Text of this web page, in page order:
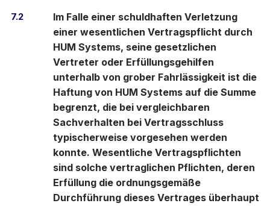
7.2
Im Falle einer schuldhaften Verletzung
einer wesentlichen Vertragspflicht durch
HUM Systems, seine gesetzlichen
Vertreter oder Erfüllungsgehilfen
unterhalb von grober Fahrlässigkeit ist die
Haftung von HUM Systems auf die Summe
begrenzt, die bei vergleichbaren
Sachverhalten bei Vertragsschluss
typischerweise vorgesehen werden
konnte. Wesentliche Vertragspflichten
sind solche vertraglichen Pflichten, deren
Erfüllung die ordnungsgemäße
Durchführung dieses Vertrages überhaupt